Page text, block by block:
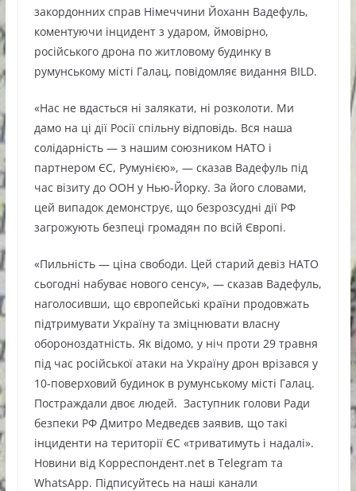
закордонних справ Німеччини Йоханн Вадефуль,
коментуючи інцидент з ударом, ймовірно,
російського дрона по житловому будинку в
румунському місті Галац, повідомляє видання BILD.
«Нас не вдасться ні залякати, ні розколоти. Ми
дамо на ці дії Росії спільну відповідь. Вся наша
солідарність — з нашим союзником НАТО і
партнером ЄС, Румунією», — сказав Вадефуль під
час візиту до ООН у Нью-Йорку. За його словами,
цей випадок демонструє, що безрозсудні дії РФ
загрожують безпеці громадян по всій Європі.
«Пильність — ціна свободи. Цей старий девіз НАТО
сьогодні набуває нового сенсу», — сказав Вадефуль,
наголосивши, що європейські країни продовжать
підтримувати Україну та зміцнювати власну
обороноздатність. Як відомо, у ніч проти 29 травня
під час російської атаки на Україну дрон врізався у
10-поверховий будинок в румунському місті Галац.
Постраждали двоє людей. Заступник голови Ради
безпеки РФ Дмитро Медведєв заявив, що такі
інциденти на території ЄС «триватимуть і надалі».
Новини від Корреспондент.net в Telegram та
WhatsApp. Підписуйтесь на наші канали